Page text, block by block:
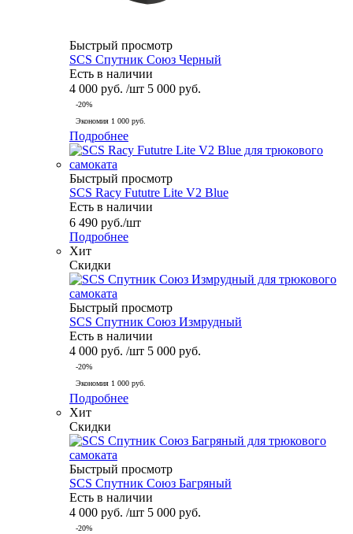
Быстрый просмотр
SCS Спутник Союз Черный
Есть в наличии
4 000 руб. /шт 5 000 руб.
-20%
Экономия 1 000 руб.
Подробнее
Быстрый просмотр
SCS Racy Fututre Lite V2 Blue
Есть в наличии
6 490 руб./шт
Подробнее
Хит
Скидки
Быстрый просмотр
SCS Спутник Союз Измрудный
Есть в наличии
4 000 руб. /шт 5 000 руб.
-20%
Экономия 1 000 руб.
Подробнее
Хит
Скидки
Быстрый просмотр
SCS Спутник Союз Багряный
Есть в наличии
4 000 руб. /шт 5 000 руб.
-20%